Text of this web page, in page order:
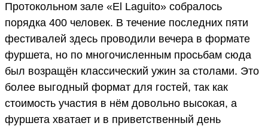
Протокольном зале «El Laguito» собралось
порядка 400 человек. В течение последних пяти
фестивалей здесь проводили вечера в формате
фуршета, но по многочисленным просьбам сюда
был возращён классический ужин за столами. Это
более выгодный формат для гостей, так как
стоимость участия в нём довольно высокая, а
фуршета хватает и в приветственный день